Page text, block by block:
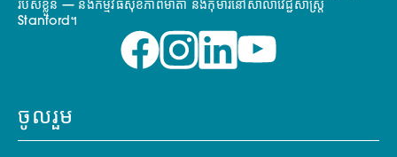
របស់ខ្លួន — និងកម្មវិធីសុខភាពមាតា និងកុមារនៅសាលាវេជ្ជសាស្ត្រ
Stanford។
ចូលរួម